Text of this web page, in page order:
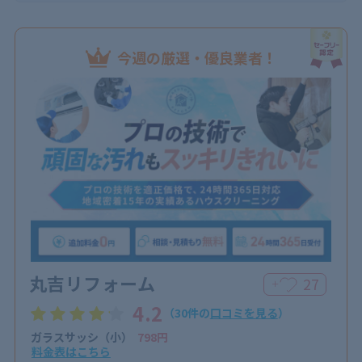
今週の厳選・優良業者！
丸吉リフォーム ＋ 27
4.2 （30件の口コミを見る）
ガラスサッシ（小）
798円
料金表はこちら